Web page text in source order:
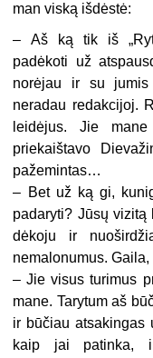
man viską išdėstė:
– Aš ką tik iš
padėkoti už
norėjau ir su
neradau redakcijoj.
leidėjus. Jie
priekaištavo
pažemintas…
– Bet už ką gi,
padaryti? Jūsų
dėkoju ir
nemalonumus.
– Jie visus turimus
mane. Tarytum aš
ir būčiau atsakingas
kaip jai patinka,